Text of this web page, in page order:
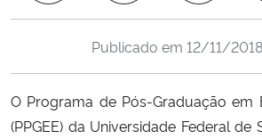
Ministério de Minas e Energia
Publicado em 12/11/
O Programa de Pós-Graduação em
(PPGEE) da Universidade Federal de